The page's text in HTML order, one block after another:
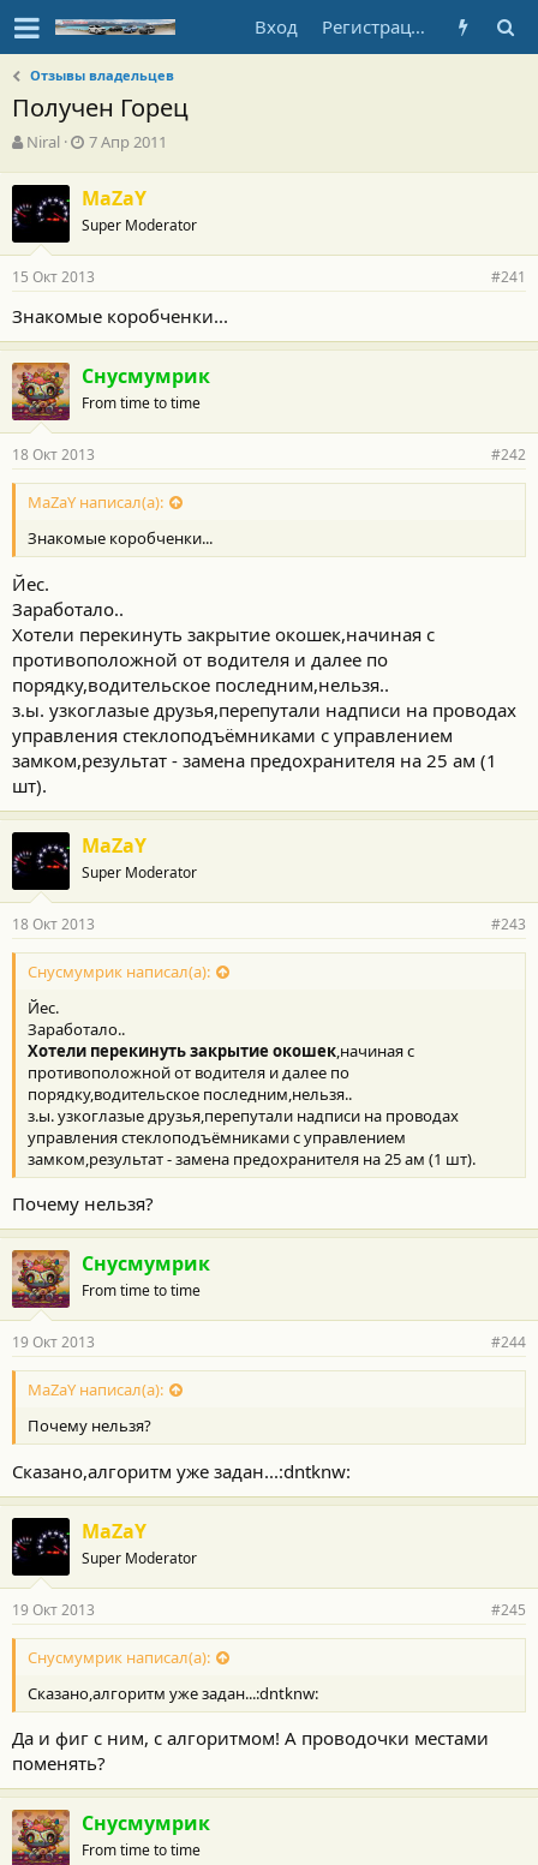
Вход Регистрация
Отзывы владельцев
Получен Горец
А
т
о
т
е
м
ы
Niral
Д
а
н
ч
а
л
7 Апр 2011
MaZaY
Super Moderator
15 Окт 2013 #241
Знакомые коробченки...
Снусмумрик
From time to time
18 Окт 2013 #242
MaZaY написал(а):
Знакомые коробченки...
Йес.
Заработало..
Хотели перекинуть закрытие окошек,начиная с
противоположной от водителя и далее по
порядку,водительское последним,нельзя..
з.ы. узкоглазые друзья,перепутали надписи на проводах
управления стеклоподъёмниками с управлением
замком,результат - замена предохранителя на 25 ам (1
шт).
MaZaY
Super Moderator
18 Окт 2013 #243
Снусмумрик написал(а):
Йес.
Заработало..
Хотели перекинуть закрытие окошек,начиная с
противоположной от водителя и далее по
порядку,водительское последним,нельзя..
з.ы. узкоглазые друзья,перепутали надписи на проводах
управления стеклоподъёмниками с управлением
замком,результат - замена предохранителя на 25 ам (1 шт).
Почему нельзя?
Снусмумрик
From time to time
19 Окт 2013 #244
MaZaY написал(а):
Почему нельзя?
Сказано,алгоритм уже задан...:dntknw:
MaZaY
Super Moderator
19 Окт 2013 #245
Снусмумрик написал(а):
Сказано,алгоритм уже задан...:dntknw:
Да и фиг с ним, с алгоритмом! А проводочки местами
поменять?
Снусмумрик
From time to time